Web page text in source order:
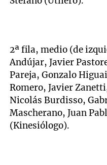
2ª fila, medio (de
Andújar, Javier
Pareja, Gonzalo
Romero, Javier
Nicolás Burdisso,
Mascherano, Juan
(Kinesiólogo).